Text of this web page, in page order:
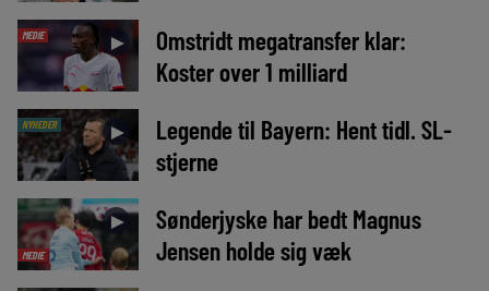
MEDIE ►
Omstridt megatransfer klar:
Koster over 1 milliard
NYHEDER ►
Legende til Bayern: Hent tidl. SL-
stjerne
MEDIE
►
Sønderjyske har bedt Magnus
Jensen holde sig væk